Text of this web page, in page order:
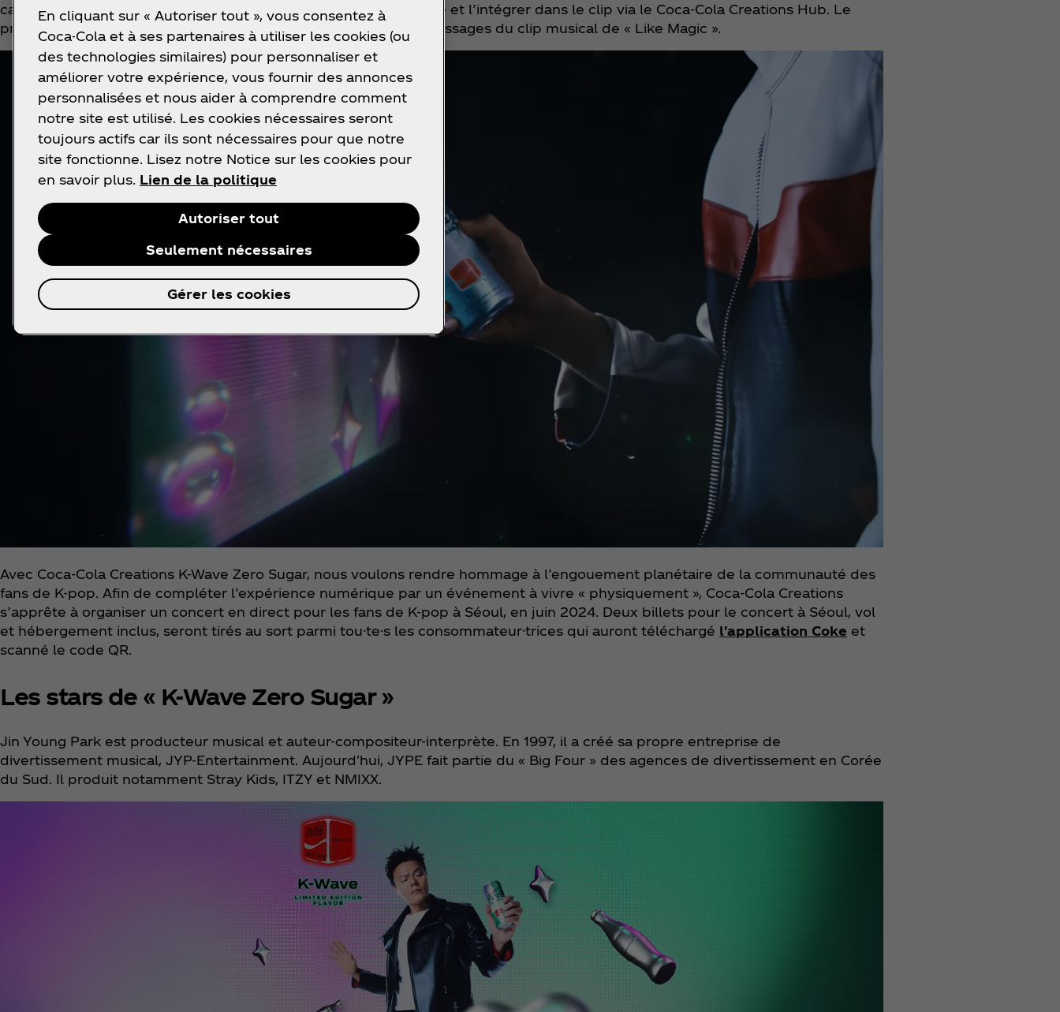
canette « K-Wave Zero Sugar » pour créer ta propre performance et l’intégrer dans le clip via le Coca‑Cola Creations Hub. Le
principe : ajoute ta voix, ton nom et ton visage dans différents passages du clip musical de « Like Magic ».
Avec Coca‑Cola Creations K-Wave Zero Sugar, nous voulons rendre hommage à l’engouement planétaire de la communauté des
fans de K-pop. Afin de compléter l’expérience numérique par un événement à vivre « physiquement », Coca‑Cola Creations
s’apprête à organiser un concert en direct pour les fans de K-pop à Séoul, en juin 2024. Deux billets pour le concert à Séoul, vol
et hébergement inclus, seront tirés au sort parmi tou·te·s les consommateur·trices qui auront téléchargé l'application Coke et
scanné le code QR.
Les stars de « K-Wave Zero Sugar »
Jin Young Park est producteur musical et auteur-compositeur-interprète. En 1997, il a créé sa propre entreprise de
divertissement musical, JYP-Entertainment. Aujourd'hui, JYPE fait partie du « Big Four » des agences de divertissement en Corée
du Sud. Il produit notamment Stray Kids, ITZY et NMIXX.
En cliquant sur « Autoriser tout », vous consentez à
Coca-Cola et à ses partenaires à utiliser les cookies (ou
des technologies similaires) pour personnaliser et
améliorer votre expérience, vous fournir des annonces
personnalisées et nous aider à comprendre comment
notre site est utilisé. Les cookies nécessaires seront
toujours actifs car ils sont nécessaires pour que notre
site fonctionne. Lisez notre Notice sur les cookies pour
en savoir plus. Lien de la politique
Autoriser tout
Seulement nécessaires
Gérer les cookies